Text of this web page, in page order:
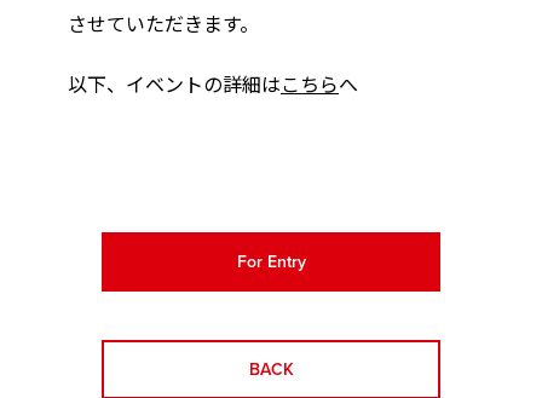
させていただきます。
以下、イベントの詳細はこちらへ
For Entry
BACK